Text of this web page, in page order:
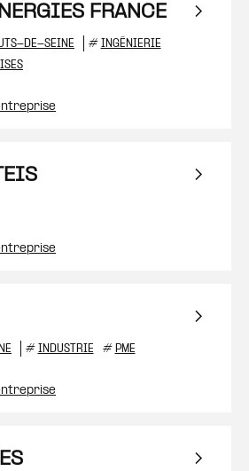
FRANCE
DE-SEINE # INGÉNIERIE
# INDUSTRIE # PME